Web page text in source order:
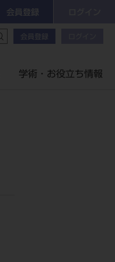
会員登録
会員登録
学術・お役立ち情報